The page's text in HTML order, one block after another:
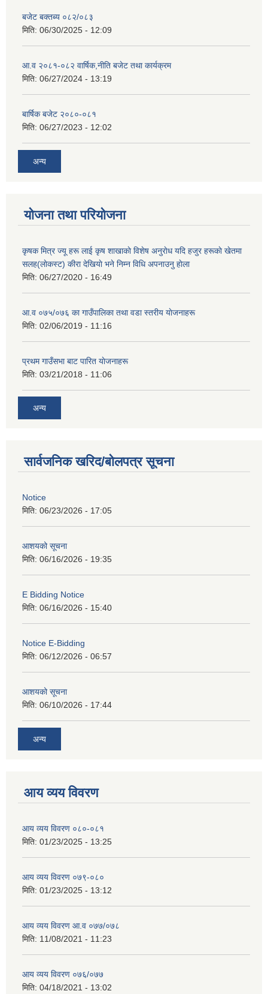
बजेट बक्तब्य ०८२/०८३
मिति: 06/30/2025 - 12:09
आ.व २०८१-०८२ वार्षिक,नीति बजेट तथा कार्यक्रम
मिति: 06/27/2024 - 13:19
बार्षिक बजेट २०८०-०८१
मिति: 06/27/2023 - 12:02
अन्य
योजना तथा परियोजना
कृषक मित्र ज्यू हरू लाई कृष शाखाकाे विशेष अनुराेध यदि हजुर हरूकाे खेतमा
सलह(लाेकस्ट) कीरा देखियाे भने निम्न विधि अपनाउनु हाेला
मिति: 06/27/2020 - 16:49
आ‍.व ०७५/०७६ का गाउँपालिका तथा वडा स्तरीय याेजनाहरू
मिति: 02/06/2019 - 11:16
प्रथम गाउँसभा बाट पारित याेजनाहरू
मिति: 03/21/2018 - 11:06
अन्य
सार्वजनिक खरिद/बोलपत्र सूचना
Notice
मिति: 06/23/2026 - 17:05
आशयको सूचना
मिति: 06/16/2026 - 19:35
E Bidding Notice
मिति: 06/16/2026 - 15:40
Notice E-Bidding
मिति: 06/12/2026 - 06:57
आशयको सूचना
मिति: 06/10/2026 - 17:44
अन्य
आय व्यय विवरण
आय व्यय विवरण ०८०-०८१
मिति: 01/23/2025 - 13:25
आय व्यय विवरण ०७९-०८०
मिति: 01/23/2025 - 13:12
आय व्यय विवरण आ.व ०७७/०७८
मिति: 11/08/2021 - 11:23
आय व्यय विवरण ०७६/०७७
मिति: 04/18/2021 - 13:02